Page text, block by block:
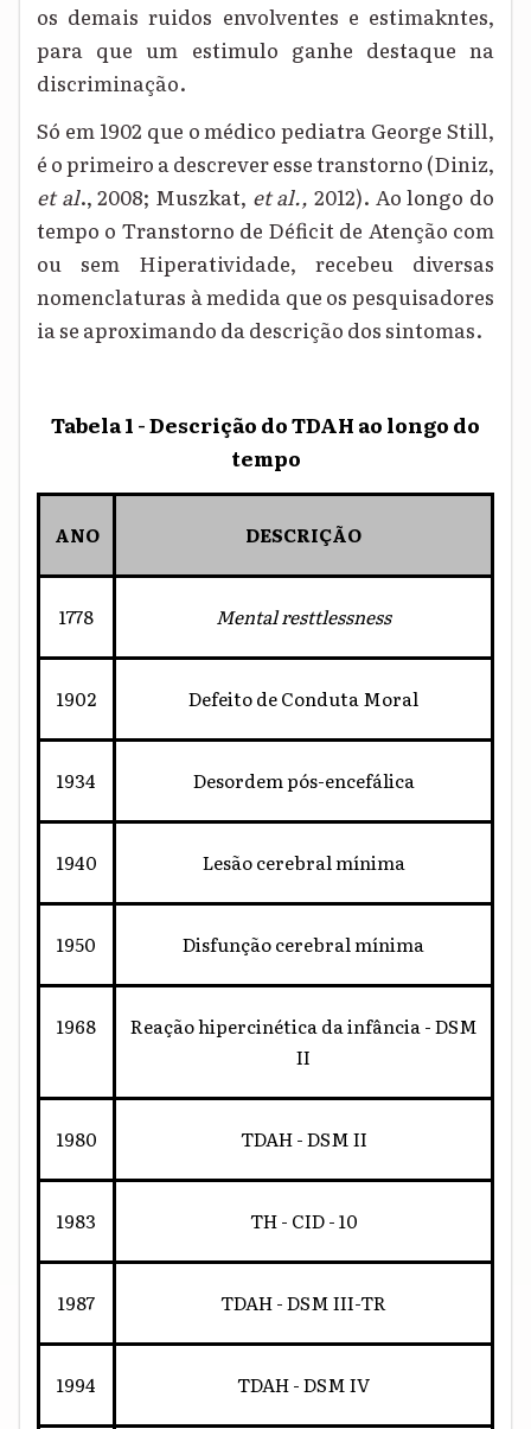
os demais ruidos envolventes e estimakntes,
para que um estimulo ganhe destaque na
discriminação.
Só em 1902 que o médico pediatra George Still,
é o primeiro a descrever esse transtorno (Diniz,
et al.,2008; Muszkat, et al., 2012). Ao longo do
tempo o Transtorno de Déficit de Atenção com
ou sem Hiperatividade, recebeu diversas
nomenclaturas à medida que os pesquisadores
ia se aproximando da descrição dos sintomas.
Tabela 1 - Descrição do TDAH ao longo do
tempo
ANO DESCRIÇÃO
1778 Mental resttlessness
1902 Defeito de Conduta Moral
1934 Desordem pós-encefálica
1940 Lesão cerebral mínima
1950 Disfunção cerebral mínima
1968
Reação hipercinética da infância - DSM
II
1980 TDAH - DSM II
1983 TH - CID - 10
1987 TDAH - DSM III-TR
1994 TDAH - DSM IV